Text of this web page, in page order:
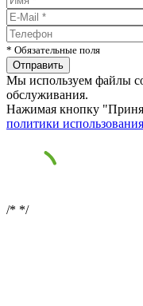
* Обязательные поля
Мы используем файлы
обслуживания.
Нажимая кнопку
политики
/* */